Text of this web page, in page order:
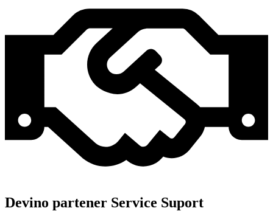
Devino partener Service Suport